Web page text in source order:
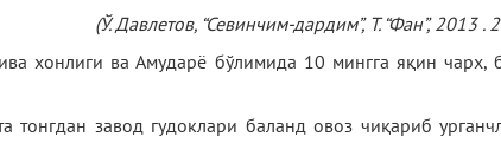
(Ў. Давлетов, “Севинчим-дардим”, Т. “Фан”, 2013 .
хонлиги ва Амударё бўлимида 10 мингга яқин чарх,
тонгдан завод гудоклари баланд овоз чиқариб